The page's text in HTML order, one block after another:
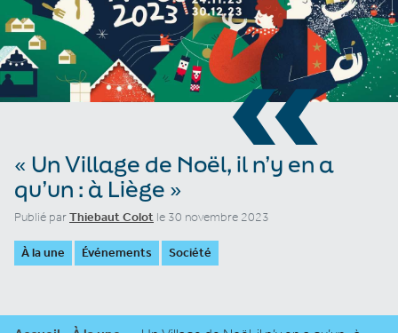
«
« Un Village de Noël, il n’y en a
qu’un : à Liège »
Publié parThiebaut Colot le 30 novembre 2023
À la une Événements Société